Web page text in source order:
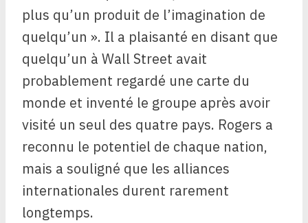
plus qu’un produit de l’imagination de
quelqu’un ». Il a plaisanté en disant que
quelqu’un à Wall Street avait
probablement regardé une carte du
monde et inventé le groupe après avoir
visité un seul des quatre pays. Rogers a
reconnu le potentiel de chaque nation,
mais a souligné que les alliances
internationales durent rarement
longtemps.